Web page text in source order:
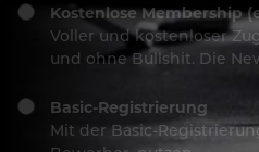
Kostenlose Membership
Voller und kostenloser
und ohne Bullshit. Die
Basic-Registrierung
Mit der Basic-